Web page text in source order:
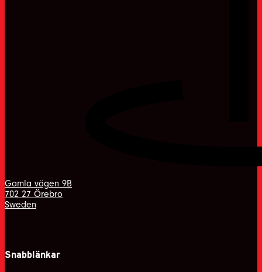
Gamla vägen 9B
702 27 Örebro
Sweden
Snabblänkar